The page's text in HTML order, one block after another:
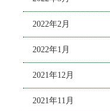
2022年2月
2022年1月
2021年12月
2021年11月